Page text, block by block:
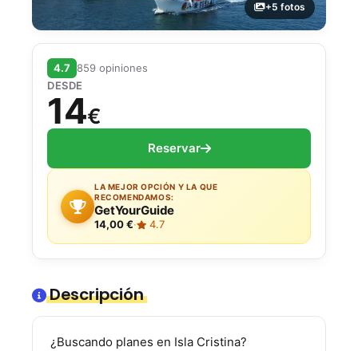
+5 fotos
4.7 859 opiniones
DESDE
14€
Reservar
LA MEJOR OPCIÓN Y LA QUE
RECOMENDAMOS:
GetYourGuide
14,00 €· 4.7
Descripción
¿Buscando planes en Isla Cristina?